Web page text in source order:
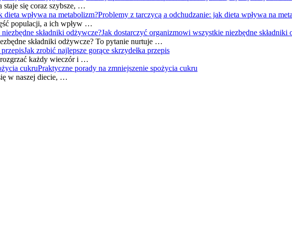
staje się coraz szybsze, …
Problemy z tarczycą a odchudzanie: jak dieta wpływa na
populacji, a ich wpływ …
Jak dostarczyć organizmowi wszystkie niezbędne składniki
składniki odżywcze? To pytanie nurtuje …
Jak zrobić najlepsze gorące skrzydełka przepis
rozgrzać każdy wieczór i …
Praktyczne porady na zmniejszenie spożycia cukru
w naszej diecie, …